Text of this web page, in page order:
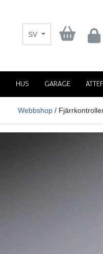
SV
HUS GARAGE
Webbshop /